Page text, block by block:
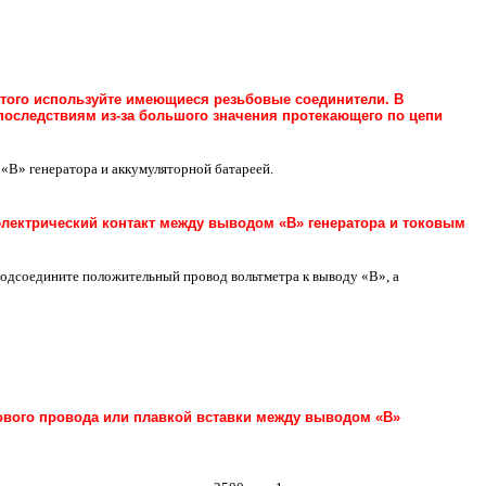
используйте имеющиеся резьбовые соединители. В
из-за большого значения протекающего по цепи
генератора и аккумуляторной батареей.
контакт между выводом «В» генератора и токовым
положительный провод вольтметра к выводу «В», а
провода или плавкой вставки между выводом «В»